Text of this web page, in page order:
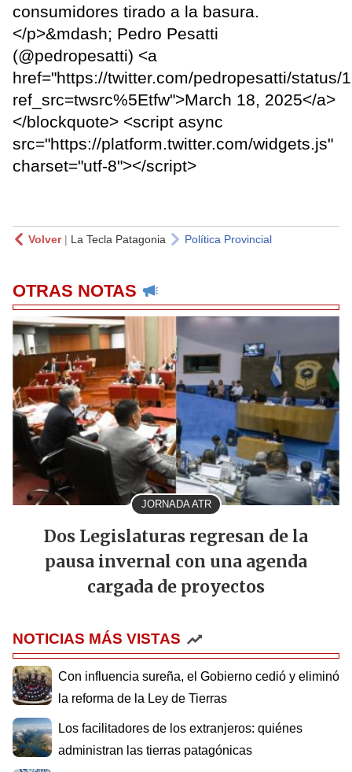
consumidores tirado a la basura.
</p>&mdash; Pedro Pesatti
(@pedropesatti) <a
href="https://twitter.com/pedropesatti/status/
ref_src=twsrc%5Etfw">March 18, 2025</a>
</blockquote> <script async
src="https://platform.twitter.com/widgets.js"
charset="utf-8"></script>
Volver| La Tecla Patagonia Política Provincial
OTRAS NOTAS
JORNADA ATR
Dos Legislaturas regresan de la
pausa invernal con una agenda
cargada de proyectos
NOTICIAS MÁS VISTAS
Con influencia sureña, el Gobierno cedió y eliminó
la reforma de la Ley de Tierras
Los facilitadores de los extranjeros: quiénes
administran las tierras patagónicas